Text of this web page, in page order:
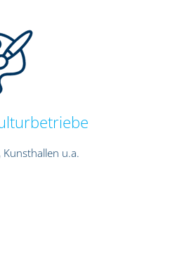
Kunsthallen u.a.